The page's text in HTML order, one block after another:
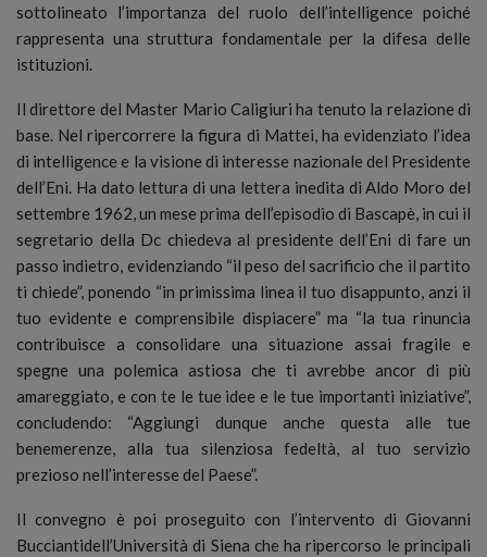
sottolineato l’importanza del ruolo dell’intelligence poiché
rappresenta una struttura fondamentale per la difesa delle
istituzioni.
Il direttore del Master Mario Caligiuri ha tenuto la relazione di
base. Nel ripercorrere la figura di Mattei, ha evidenziato l’idea
di intelligence e la visione di interesse nazionale del Presidente
dell’Eni. Ha dato lettura di una lettera inedita di Aldo Moro del
settembre 1962, un mese prima dell’episodio di Bascapè, in cui il
segretario della Dc chiedeva al presidente dell’Eni di fare un
passo indietro, evidenziando “il peso del sacrificio che il partito
ti chiede”, ponendo “in primissima linea il tuo disappunto, anzi il
tuo evidente e comprensibile dispiacere” ma “la tua rinuncia
contribuisce a consolidare una situazione assai fragile e
spegne una polemica astiosa che ti avrebbe ancor di più
amareggiato, e con te le tue idee e le tue importanti iniziative”,
concludendo: “Aggiungi dunque anche questa alle tue
benemerenze, alla tua silenziosa fedeltà, al tuo servizio
prezioso nell’interesse del Paese”.
Il convegno è poi proseguito con l’intervento di Giovanni
Bucciantidell’Università di Siena che ha ripercorso le principali